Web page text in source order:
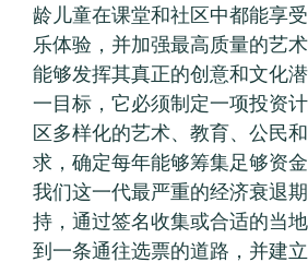
龄儿童在课堂和社区中都能享
乐体验，并加强最高质量的艺
能够发挥其真正的创意和文化
一目标，它必须制定一项投资
区多样化的艺术、教育、公民
求，确定每年能够筹集足够资
我们这一代最严重的经济衰退
持，通过签名收集或合适的当
到一条通往选票的道路，并建